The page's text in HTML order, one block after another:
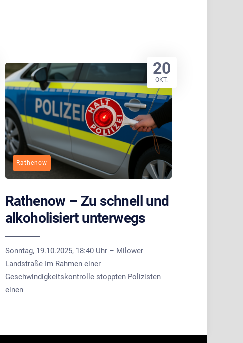
Rathenow
Rathenow – Zu schnell und
alkoholisiert unterwegs
Sonntag, 19.10.2025, 18:40 Uhr – Milower
Landstraße Im Rahmen einer
Geschwindigkeitskontrolle stoppten Polizisten
einen
20
OKT.